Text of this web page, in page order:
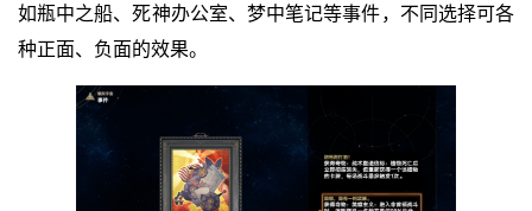
如瓶中之船、死神办公室、梦中笔记等事件，不同选择可各
种正面、负面的效果。